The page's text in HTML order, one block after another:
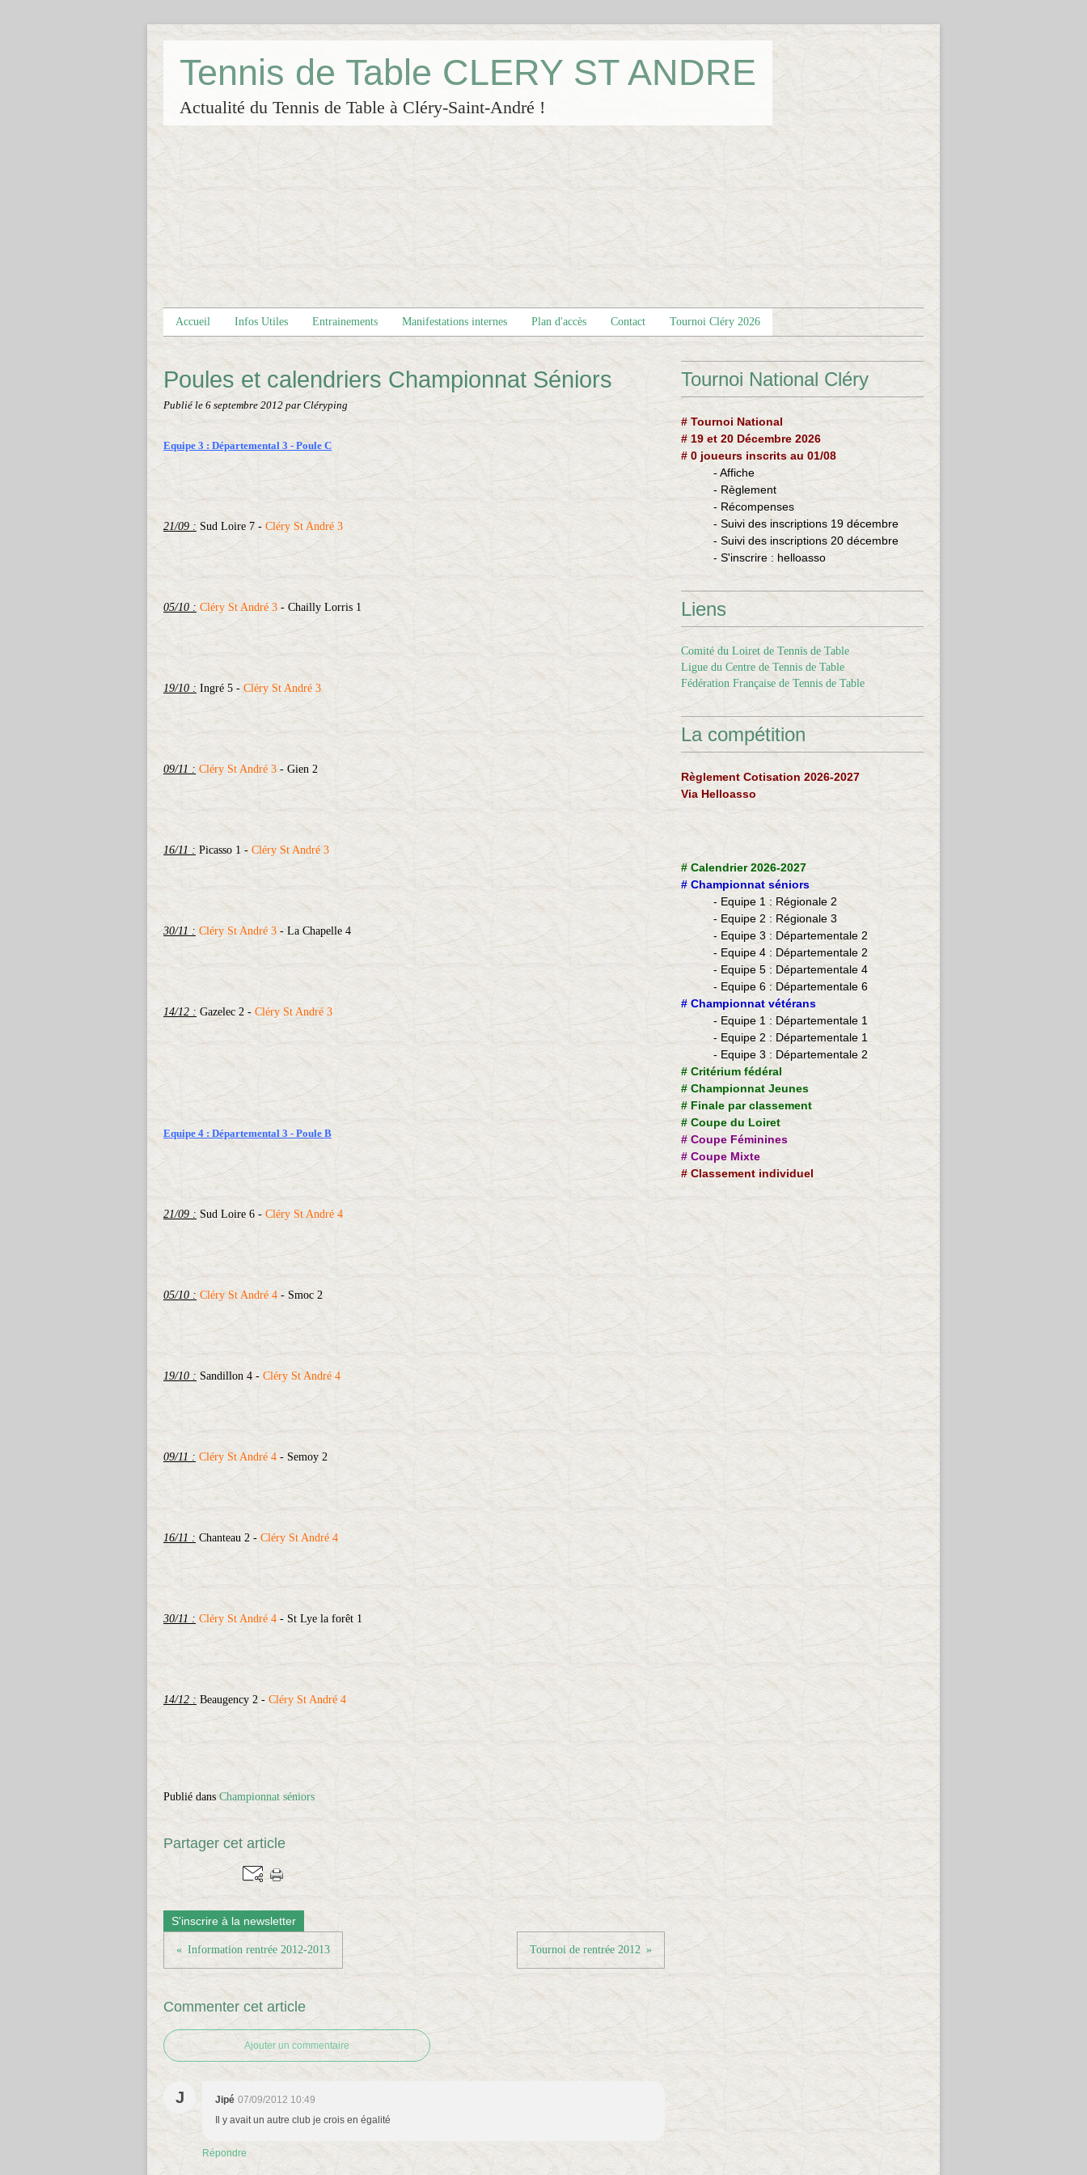
Tennis de Table CLERY ST ANDRE
Actualité du Tennis de Table à Cléry-Saint-André !
Accueil Infos Utiles Entrainements Manifestations internes Plan d'accès Contact Tournoi Cléry 2026
Poules et calendriers Championnat Séniors
Publié le 6 septembre 2012 par Cléryping
Equipe 3 : Départemental 3 - Poule C
21/09 : Sud Loire 7 - Cléry St André 3
05/10 : Cléry St André 3 - Chailly Lorris 1
19/10 : Ingré 5 - Cléry St André 3
09/11 : Cléry St André 3 - Gien 2
16/11 : Picasso 1 - Cléry St André 3
30/11 : Cléry St André 3 - La Chapelle 4
14/12 : Gazelec 2 - Cléry St André 3
Equipe 4 : Départemental 3 - Poule B
21/09 : Sud Loire 6 - Cléry St André 4
05/10 : Cléry St André 4 - Smoc 2
19/10 : Sandillon 4 - Cléry St André 4
09/11 : Cléry St André 4 - Semoy 2
16/11 : Chanteau 2 - Cléry St André 4
30/11 : Cléry St André 4 - St Lye la forêt 1
14/12 : Beaugency 2 - Cléry St André 4
Publié dans Championnat séniors
Partager cet article
S'inscrire à la newsletter
Information rentrée 2012-2013 Tournoi de rentrée 2012
Commenter cet article
Ajouter un commentaire
J Jipé 07/09/2012 10:49
Il y avait un autre club je crois en égalité
Répondre
Tournoi National Cléry
# Tournoi National
# 19 et 20 Décembre 2026
# 0 joueurs inscrits au 01/08
- Affiche
- Règlement
- Récompenses
- Suivi des inscriptions 19 décembre
- Suivi des inscriptions 20 décembre
- S'inscrire : helloasso
Liens
Comité du Loiret de Tennis de Table
Ligue du Centre de Tennis de Table
Fédération Française de Tennis de Table
La compétition
Règlement Cotisation 2026-2027
Via Helloasso
# Calendrier 2026-2027
# Championnat séniors
- Equipe 1 : Régionale 2
- Equipe 2 : Régionale 3
- Equipe 3 : Départementale 2
- Equipe 4 : Départementale 2
- Equipe 5 : Départementale 4
- Equipe 6 : Départementale 6
​# Championnat vétérans
- ​Equipe 1 : Départementale 1
- Equipe 2 : Départementale 1
- Equipe 3 : Départementale 2
# Critérium fédéral
# Championnat Jeunes
# Finale par classement
# Coupe du Loiret
# Coupe Féminines
# Coupe Mixte
#Classement individuel